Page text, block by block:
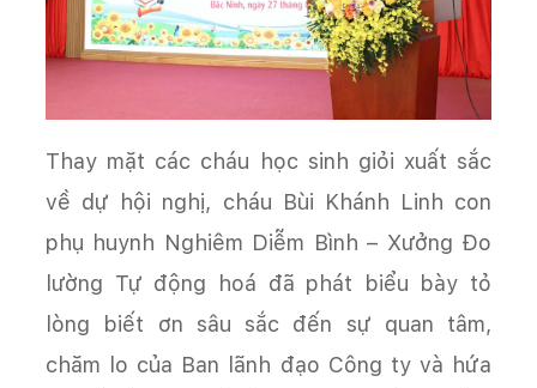
Thay mặt các cháu học sinh giỏi xuất sắc
về dự hội nghị, cháu Bùi Khánh Linh con
phụ huynh Nghiêm Diễm Bình – Xưởng Đo
lường Tự động hoá đã phát biểu bày tỏ
lòng biết ơn sâu sắc đến sự quan tâm,
chăm lo của Ban lãnh đạo Công ty và hứa